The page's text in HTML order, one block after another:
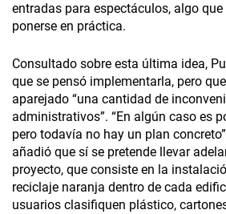
entradas para espectáculos, algo
ponerse en práctica.
Consultado sobre esta última idea,
que se pensó implementarla, pero
aparejado “una cantidad de
administrativos”. “En algún caso es
pero todavía no hay un plan
añadió que sí se pretende llevar
proyecto, que consiste en la
reciclaje naranja dentro de cada
usuarios clasifiquen plástico,